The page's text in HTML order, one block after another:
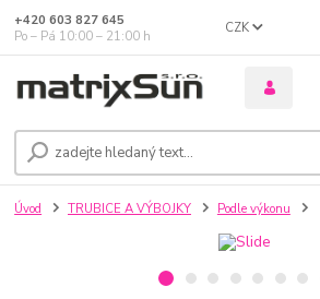
CZK
+420 603 827 645
Po – Pá 10:00 – 21:00 h
Úvod TRUBICE A VÝBOJKY Podle výkonu